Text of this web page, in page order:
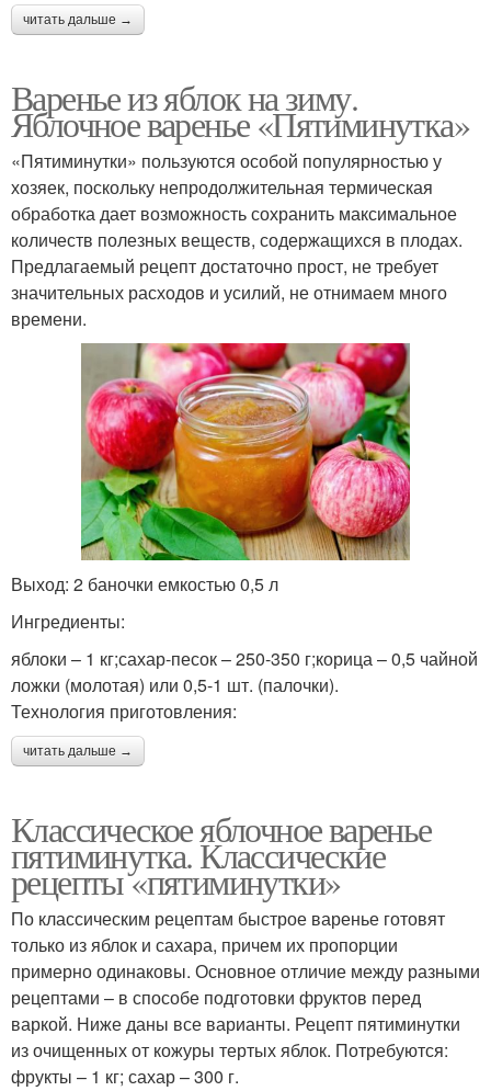
читать дальше →
Варенье из яблок на зиму.
Яблочное варенье «Пятиминутка»
«Пятиминутки» пользуются особой популярностью у
хозяек, поскольку непродолжительная термическая
обработка дает возможность сохранить максимальное
количеств полезных веществ, содержащихся в плодах.
Предлагаемый рецепт достаточно прост, не требует
значительных расходов и усилий, не отнимаем много
времени.
Выход: 2 баночки емкостью 0,5 л
Ингредиенты:
яблоки – 1 кг;сахар-песок – 250-350 г;корица – 0,5 чайной
ложки (молотая) или 0,5-1 шт. (палочки).
Технология приготовления:
читать дальше →
Классическое яблочное варенье
пятиминутка. Классические
рецепты «пятиминутки»
По классическим рецептам быстрое варенье готовят
только из яблок и сахара, причем их пропорции
примерно одинаковы. Основное отличие между разными
рецептами – в способе подготовки фруктов перед
варкой. Ниже даны все варианты. Рецепт пятиминутки
из очищенных от кожуры тертых яблок. Потребуются:
фрукты – 1 кг; сахар – 300 г.